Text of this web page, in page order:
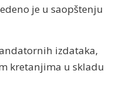
je u saopštenju
izdataka,
kretanjima u skladu